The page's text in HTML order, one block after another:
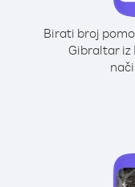
Birati broj
Gibraltar iz